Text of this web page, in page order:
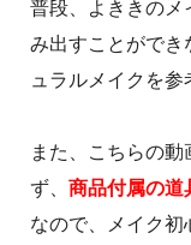
普段、よききのメ
み出すことができ
ュラルメイクを参
また、こちらの
ず、 商品付属の道
なので、メイク初